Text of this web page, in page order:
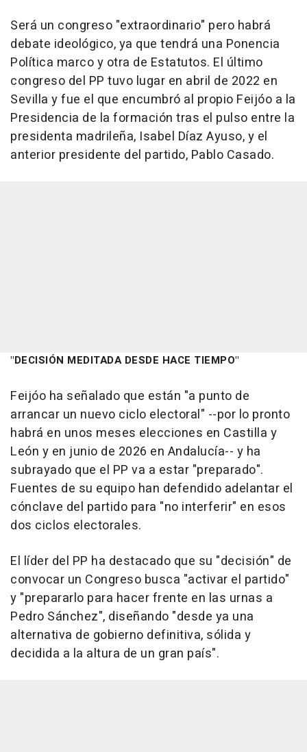
Será un congreso "extraordinario" pero habrá
debate ideológico, ya que tendrá una Ponencia
Política marco y otra de Estatutos. El último
congreso del PP tuvo lugar en abril de 2022 en
Sevilla y fue el que encumbró al propio Feijóo a la
Presidencia de la formación tras el pulso entre la
presidenta madrileña, Isabel Díaz Ayuso, y el
anterior presidente del partido, Pablo Casado.
"DECISIÓN MEDITADA DESDE HACE TIEMPO"
Feijóo ha señalado que están "a punto de
arrancar un nuevo ciclo electoral" --por lo pronto
habrá en unos meses elecciones en Castilla y
León y en junio de 2026 en Andalucía-- y ha
subrayado que el PP va a estar "preparado".
Fuentes de su equipo han defendido adelantar el
cónclave del partido para "no interferir" en esos
dos ciclos electorales.
El líder del PP ha destacado que su "decisión" de
convocar un Congreso busca "activar el partido"
y "prepararlo para hacer frente en las urnas a
Pedro Sánchez", diseñando "desde ya una
alternativa de gobierno definitiva, sólida y
decidida a la altura de un gran país".